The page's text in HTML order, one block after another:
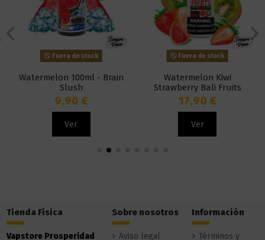
Fuera de stock
Watermelon 100ml - Brain
Slush
9,90 €
Ver
Fuera de stock
Watermelon Kiwi
Strawberry Bali Fruits
100ml - Kings Crest
17,90 €
Ver
Tienda Física
Vapstore Prosperidad
Sobre nosotros
Aviso legal
Información
Términos y